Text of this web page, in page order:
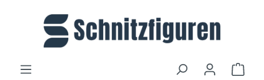
Zum Hauptinhalt springen